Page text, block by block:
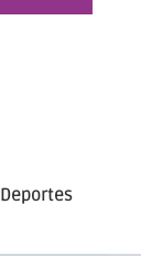
Deportes